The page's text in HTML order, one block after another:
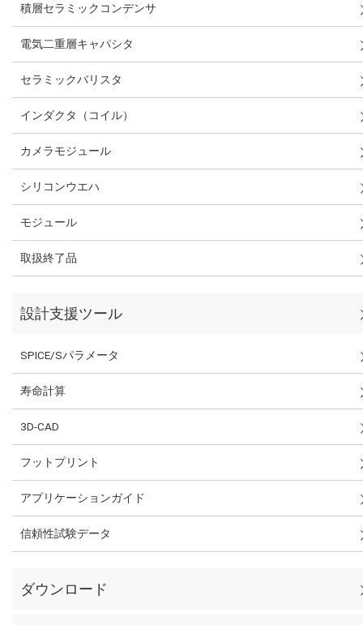
積層セラミックコンデンサ
電気二重層キャパシタ
セラミックバリスタ
インダクタ（コイル）
カメラモジュール
シリコンウエハ
モジュール
取扱終了品
設計支援ツール
SPICE/Sパラメータ
寿命計算
3D-CAD
フットプリント
アプリケーションガイド
信頼性試験データ
ダウンロード